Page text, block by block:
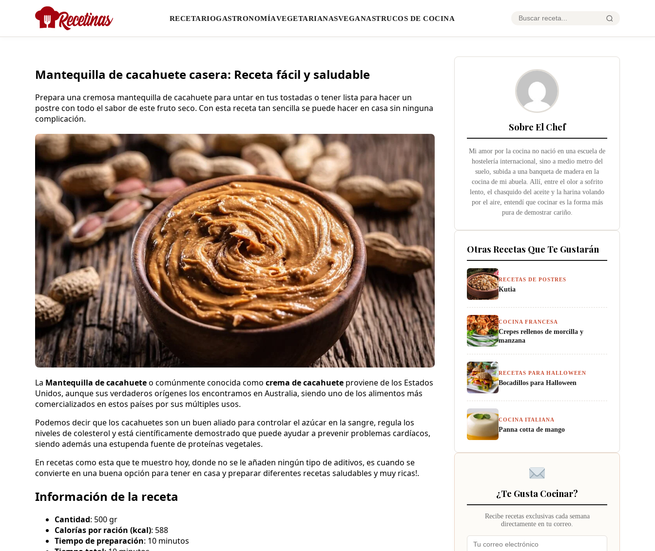
RECETARIOGASTRONOMÍAVEGETARIANASVEGANASTRUCOS DE COCINA
Mantequilla de cacahuete casera: Receta fácil y saludable
Prepara una cremosa mantequilla de cacahuete para untar en tus tostadas o tener lista para hacer un
postre con todo el sabor de este fruto seco. Con esta receta tan sencilla se puede hacer en casa sin ninguna
complicación.
La Mantequilla de cacahueteo comúnmente conocida como crema de cacahuete proviene de los Estados
Unidos, aunque sus verdaderos orígenes los encontramos en Australia, siendo uno de los alimentos más
comercializados en estos países por sus múltiples usos.
Podemos decir que los cacahuetes son un buen aliado para controlar el azúcar en la sangre, regula los
niveles de colesterol y está científicamente demostrado que puede ayudar a prevenir problemas cardíacos,
siendo además una estupenda fuente de proteínas vegetales.
En recetas como esta que te muestro hoy, donde no se le añaden ningún tipo de aditivos, es cuando se
convierte en una buena opción para tener en casa y preparar diferentes recetas saludables y muy ricas!.
Información de la receta
Cantidad: 500 gr
Calorías por ración (kcal): 588
Tiempo de preparación: 10 minutos
Sobre El Chef
Mi amor por la cocina no nació en una escuela de
hostelería internacional, sino a medio metro del
suelo, subida a una banqueta de madera en la
cocina de mi abuela. Allí, entre el olor a sofrito
lento, el chasquido del aceite y la harina volando
por el aire, entendí que cocinar es la forma más
pura de demostrar cariño.
Otras Recetas Que Te Gustarán
RECETAS DE POSTRES
Kutia
COCINA FRANCESA
Crepes rellenos de morcilla y
manzana
RECETAS PARA HALLOWEEN
Bocadillos para Halloween
COCINA ITALIANA
Panna cotta de mango
¿Te Gusta Cocinar?
Recibe recetas exclusivas cada semana
directamente en tu correo.